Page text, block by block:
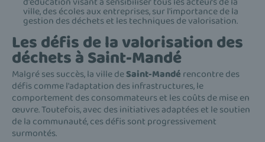
ville, des écoles aux entreprises, sur l'importance de la
gestion des déchets et les techniques de valorisation.
Les défis de la valorisation des
déchets à Saint-Mandé
Malgré ses succès, la ville deSaint-Mandé rencontre des
défis comme l'adaptation des infrastructures, le
comportement des consommateurs et les coûts de mise en
œuvre. Toutefois, avec des initiatives adaptées et le soutien
de la communauté, ces défis sont progressivement
surmontés.